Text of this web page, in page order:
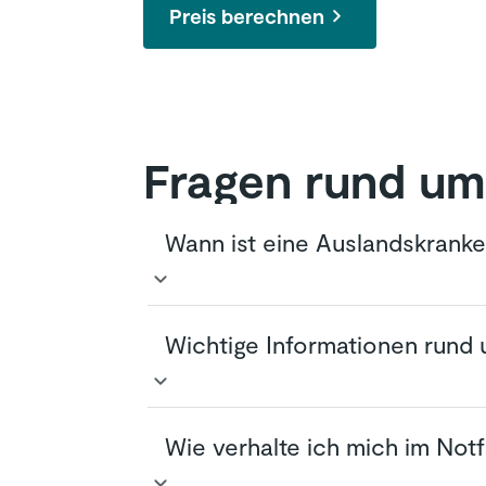
Preis berechnen
Fragen rund
Wann ist eine
abzusichern. Vor allem in
finanzielle Belastung darstellen
diesen Kosten geschützt und
Eine solche Versicherung bietet
Medikamentenversorgung sowie
Wichtige Informationen rund
Ja, Sie können Ihren
Wie verhalte ich mich im